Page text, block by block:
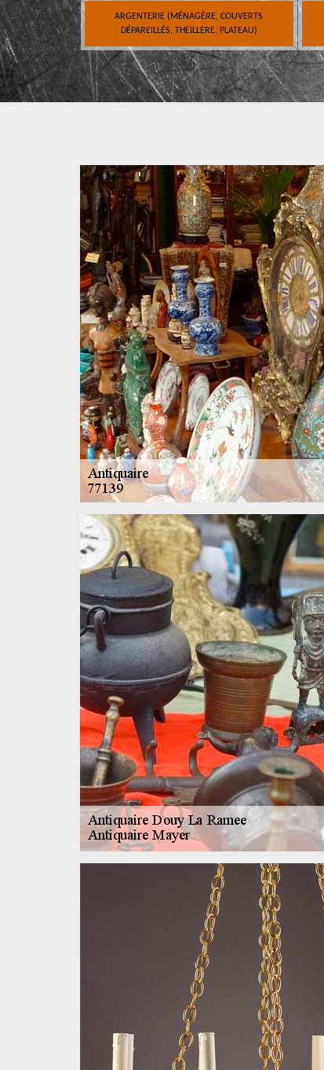
ARGENTERIE (MÉNAGÈRE, COUVERTS
DÉPAREILLÉS, THEILLERE, PLATEAU)